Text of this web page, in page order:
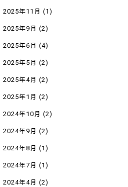
2025年11月 (1)
2025年9月 (2)
2025年6月 (4)
2025年5月 (2)
2025年4月 (2)
2025年1月 (2)
2024年10月 (2)
2024年9月 (2)
2024年8月 (1)
2024年7月 (1)
2024年4月 (2)